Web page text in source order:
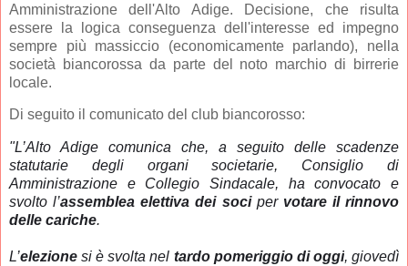
Amministrazione dell'Alto Adige. Decisione, che risulta
essere la logica conseguenza dell'interesse ed impegno
sempre più massiccio (economicamente parlando), nella
società biancorossa da parte del noto marchio di birrerie
locale.
Di seguito il comunicato del club biancorosso:
"L’Alto Adige comunica che, a seguito delle scadenze
statutarie degli organi societarie, Consiglio di
Amministrazione e Collegio Sindacale, ha convocato e
svolto l’assemblea elettiva dei soci per votare il rinnovo
delle cariche.
L’elezionesi è svolta nel tardo pomeriggio di oggi, giovedì